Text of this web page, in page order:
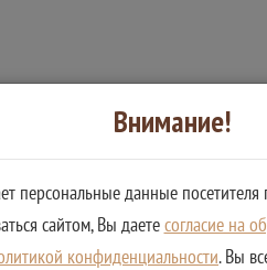
функции
Внимание!
персональные данные
сайтом, Вы даетесогласие на
конфиденциальности. Вы